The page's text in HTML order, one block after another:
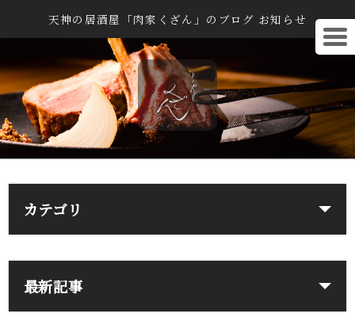
天神の居酒屋「肉家くざん」のブログ お知らせ
カテゴリ
最新記事